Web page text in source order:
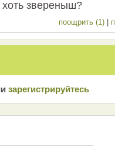
хоть звереныш?
поощрить (1) |
зарeгиcтрирyйтeсь